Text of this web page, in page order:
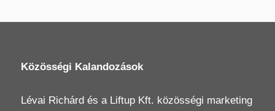
Közösségi Kalandozások
Lévai Richárd és a Liftup Kft. közösségi marketing